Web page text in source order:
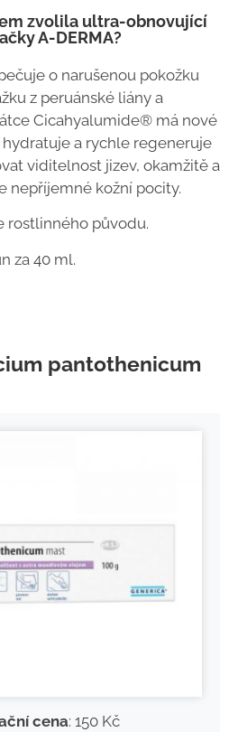
zvolila ultra-obnovující
A-DERMA?
o narušenou pokožku
z peruánské liány a
Cicahyalumide® má nové
a rychle regeneruje
viditelnost jizev, okamžitě a
nepříjemné kožní pocity.
rostlinného původu.
za 40 ml.
pantothenicum
cena: 150 Kč